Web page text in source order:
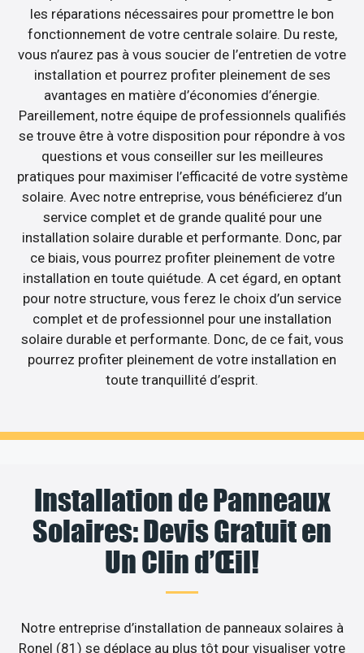
les réparations nécessaires pour promettre le bon
fonctionnement de votre centrale solaire. Du reste,
vous n’aurez pas à vous soucier de l’entretien de votre
installation et pourrez profiter pleinement de ses
avantages en matière d’économies d’énergie.
Pareillement, notre équipe de professionnels qualifiés
se trouve être à votre disposition pour répondre à vos
questions et vous conseiller sur les meilleures
pratiques pour maximiser l’efficacité de votre système
solaire. Avec notre entreprise, vous bénéficierez d’un
service complet et de grande qualité pour une
installation solaire durable et performante. Donc, par
ce biais, vous pourrez profiter pleinement de votre
installation en toute quiétude. A cet égard, en optant
pour notre structure, vous ferez le choix d’un service
complet et de professionnel pour une installation
solaire durable et performante. Donc, de ce fait, vous
pourrez profiter pleinement de votre installation en
toute tranquillité d’esprit.
Installation de Panneaux
Solaires: Devis Gratuit en
Un Clin d’Œil!
Notre entreprise d’installation de panneaux solaires à
Ronel (81) se déplace au plus tôt pour visualiser votre